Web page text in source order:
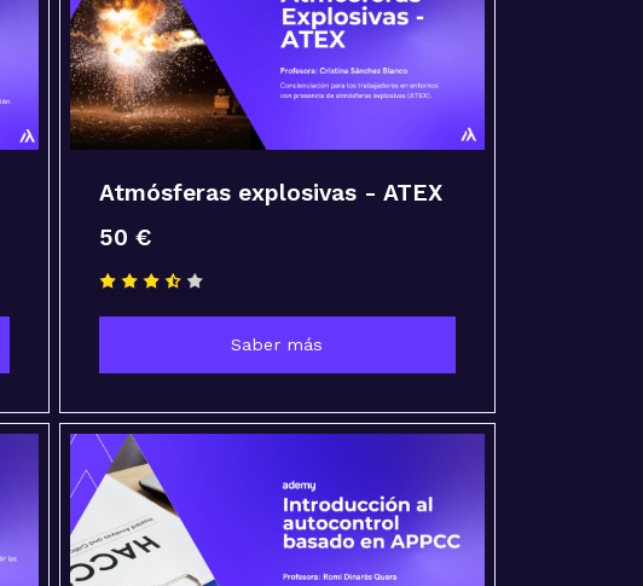
Atmósferas explosivas - ATEX
50 €
Saber más